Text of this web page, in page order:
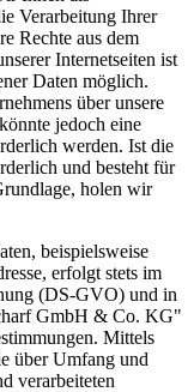
Verarbeitung Ihrer
Rechte aus dem
Internetseiten ist
Daten möglich.
über unsere
jedoch eine
werden. Ist die
und besteht für
holen wir
beispielsweise
erfolgt stets im
(DS-GVO) und in
GmbH & Co. KG"
Mittels
über Umfang und
verarbeiteten